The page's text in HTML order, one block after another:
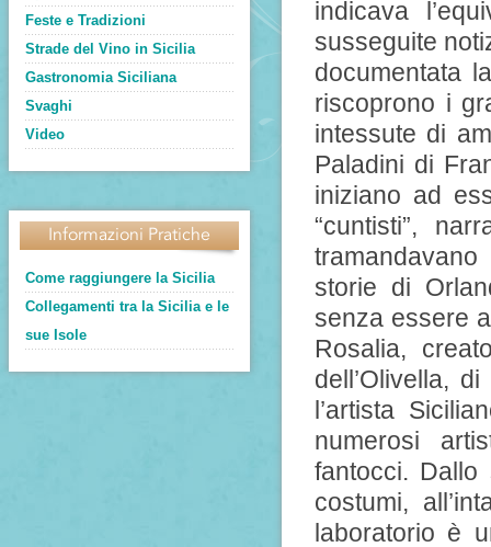
Feste e Tradizioni
Strade del Vino in Sicilia
Gastronomia Siciliana
Svaghi
Video
Informazioni Pratiche
Come raggiungere la Sicilia
Collegamenti tra la Sicilia e le
sue Isole
indicava
susseguite
documentata
riscoprono i
intessute di
Paladini di
iniziano ad
“cuntisti”,
storie di
senza essere
Rosalia,
dell’Olivella,
l’artista
numerosi
fantocci.
costumi,
laboratorio è